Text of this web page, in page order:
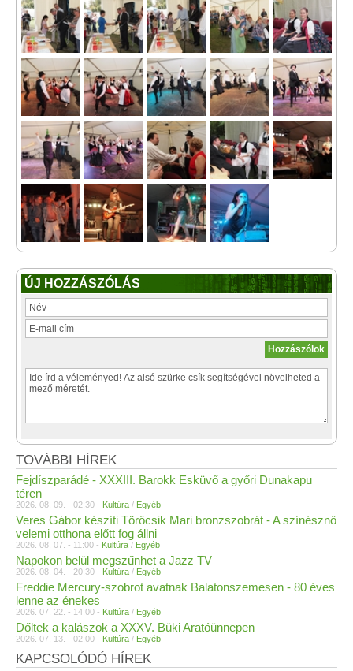
ÚJ HOZZÁSZÓLÁS
TOVÁBBI HÍREK
Fejdíszparádé - XXXIII. Barokk Esküvő a győri Dunakapu
téren
2026. 08. 09. - 02:30 - Kultúra / Egyéb
Veres Gábor készíti Törőcsik Mari bronzszobrát - A színésznő
velemi otthona előtt fog állni
2026. 08. 07. - 11:00 - Kultúra / Egyéb
Napokon belül megszűnhet a Jazz TV
2026. 08. 04. - 20:30 - Kultúra / Egyéb
Freddie Mercury-szobrot avatnak Balatonszemesen - 80 éves
lenne az énekes
2026. 07. 22. - 14:00 - Kultúra / Egyéb
Dőltek a kalászok a XXXV. Büki Aratóünnepen
2026. 07. 13. - 02:00 - Kultúra / Egyéb
KAPCSOLÓDÓ HÍREK